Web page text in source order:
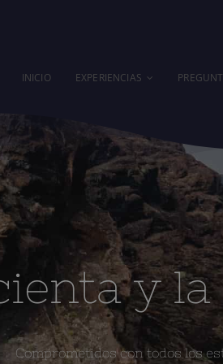
INICIO EXPERIENCIAS
y
Comprometidos con todos los